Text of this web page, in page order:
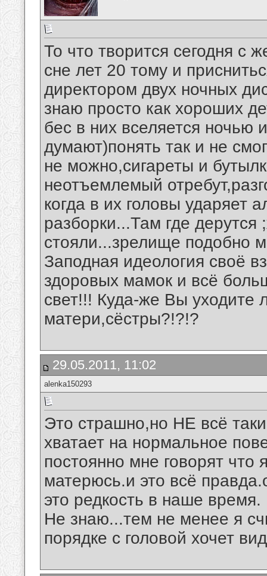
То что творится сегодня с
сне лет 20 тому и
директором двух ночных
знаю просто как хороших
бес в них вселяется
думают)понять так и не
не можно,сигареты и
неотъемлемый
когда в их головы ударяет
разборки...Там где
стояли...зрелище подобно
Заподная идеология своё
здоровых мамок и всё
свет!!! Куда-же Вы
матери,сёстры?!?!?
29.05.2011, 11:02
alenka150293
Это страшно,но НЕ всё
хватает на нормальное
постоянно мне говорят
матерюсь.и это всё
это редкость в наше время.
Не знаю...тем не менее я
порядке с головой хочет